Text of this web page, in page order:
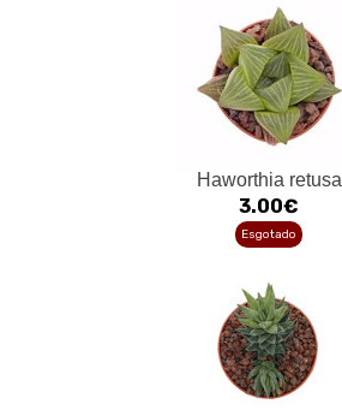
Haworthia retusa
3.00€
Esgotado